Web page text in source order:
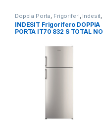
Doppia Porta Frigoriferi Indesit
Libera Installazione
INDESIT Frigorifero DOPPIA
PORTA IT70 832 S TOTAL NO